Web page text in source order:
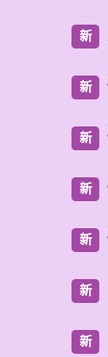
新
新
新
新
新
新
新